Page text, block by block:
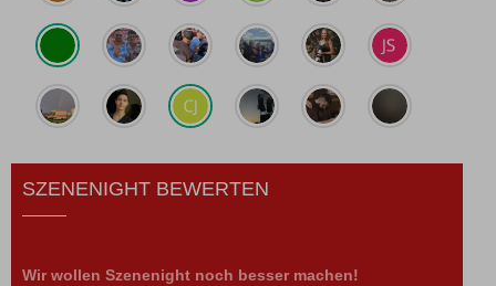
SZENENIGHT BEWERTEN
Wir wollen Szenenight noch besser machen!